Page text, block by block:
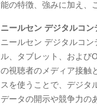
能の特徴、強みに加え、
ニールセン デジタルコン
ニールセン デジタルコン
ル、タブレット、および
の視聴者のメディア接触
スを使うことで、デジタ
データの開示や競争力の